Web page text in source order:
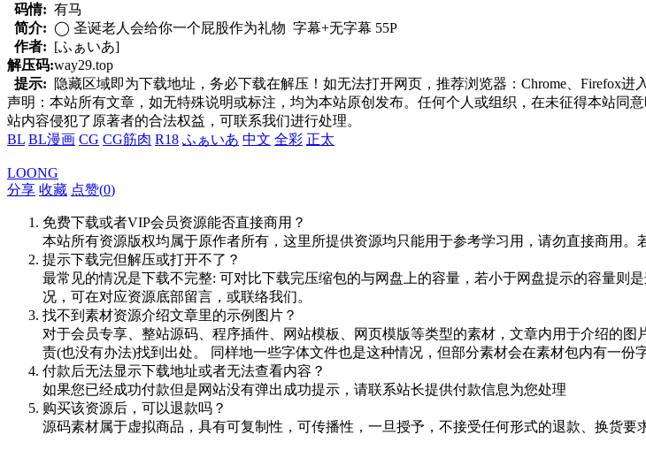
码情: 有马
简介: ◯ 圣诞老人会给你一个屁股作为礼物 字幕+无字幕 55P
作者: [ふぁいあ]
解压码:way29.top
提示:
隐藏区域即为下载地址，务必下载在解压！如无法打开网页，推荐浏览器：Chrome、Firefox进
声明：本站所有文章，如无特殊说明或标注，均为本站原创发布。任何个人或组织，在未征得本站同
站内容侵犯了原著者的合法权益，可联系我们进行处理。
BL BL漫画 CG CG筋肉 R18 ふぁいあ 中文 全彩 正太
LOONG
分享 收藏 点赞(0)
免费下载或者VIP会员资源能否直接商用？
本站所有资源版权均属于原作者所有，这里所提供资源均只能用于参考学习用，请勿直接商用
提示下载完但解压或打开不了？
最常见的情况是下载不完整: 可对比下载完压缩包的与网盘上的容量，若小于网盘提示的容量则
况，可在对应资源底部留言，或联络我们。
找不到素材资源介绍文章里的示例图片？
对于会员专享、整站源码、程序插件、网站模板、网页模版等类型的素材，文章内用于介绍的
责(也没有办法)找到出处。 同样地一些字体文件也是这种情况，但部分素材会在素材包内有一份
付款后无法显示下载地址或者无法查看内容？
如果您已经成功付款但是网站没有弹出成功提示，请联系站长提供付款信息为您处理
购买该资源后，可以退款吗？
源码素材属于虚拟商品，具有可复制性，可传播性，一旦授予，不接受任何形式的退款、换货